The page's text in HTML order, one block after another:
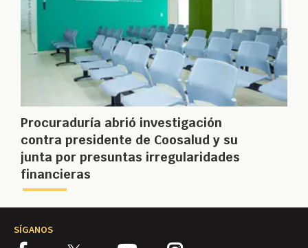
Procuraduría abrió investigación
contra presidente de Coosalud y su
junta por presuntas irregularidades
financieras
SÍGANOS